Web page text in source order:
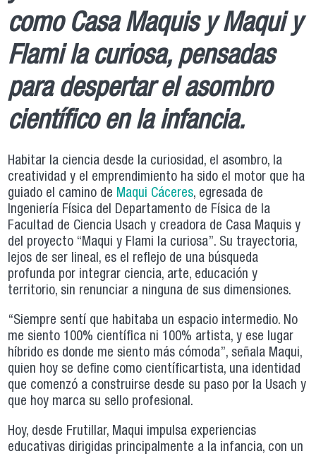
como Casa Maquis y Maqui y
Flami la curiosa, pensadas
para despertar el asombro
científico en la infancia.
Habitar la ciencia desde la curiosidad, el asombro, la
creatividad y el emprendimiento ha sido el motor que ha
guiado el camino de Maqui Cáceres, egresada de
Ingeniería Física del Departamento de Física de la
Facultad de Ciencia Usach y creadora de Casa Maquis y
del proyecto “Maqui y Flami la curiosa”. Su trayectoria,
lejos de ser lineal, es el reflejo de una búsqueda
profunda por integrar ciencia, arte, educación y
territorio, sin renunciar a ninguna de sus dimensiones.
“Siempre sentí que habitaba un espacio intermedio. No
me siento 100% científica ni 100% artista, y ese lugar
híbrido es donde me siento más cómoda”, señala Maqui,
quien hoy se define como científicartista, una identidad
que comenzó a construirse desde su paso por la Usach y
que hoy marca su sello profesional.
Hoy, desde Frutillar, Maqui impulsa experiencias
educativas dirigidas principalmente a la infancia, con un